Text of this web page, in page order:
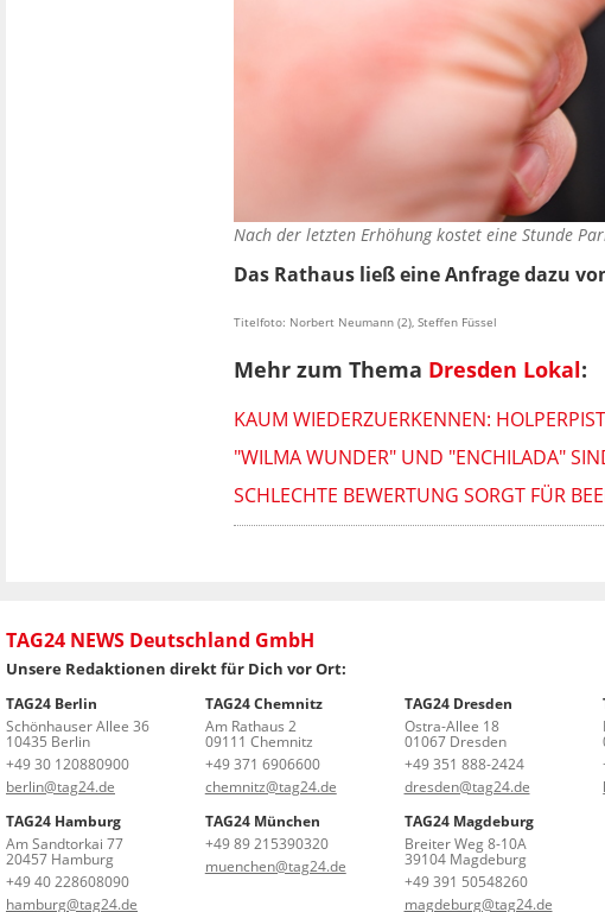
Nach der letzten Erhöhung kostet eine Stunde
Das Rathaus ließ eine Anfrage dazu
Titelfoto: Norbert Neumann (2), Steffen Füssel
Mehr zum Thema Dresden Lokal:
KAUM WIEDERZUERKENNEN:
"WILMA WUNDER" UND "ENCHILADA"
SCHLECHTE BEWERTUNG SORGT FÜR
TAG24 NEWS Deutschland GmbH
Unsere Redaktionen direkt für Dich vor Ort:
TAG24 Berlin
Schönhauser Allee 36
10435 Berlin
+49 30 120880900
berlin@tag24.de
TAG24 Chemnitz
Am Rathaus 2
09111 Chemnitz
+49 371 6906600
chemnitz@tag24.de
TAG24 Dresden
Ostra-Allee 18
01067 Dresden
+49 351 888-2424
dresden@tag24.de
TAG24 Hamburg
Am Sandtorkai 77
20457 Hamburg
+49 40 228608090
hamburg@tag24.de
TAG24 München
+49 89 215390320
muenchen@tag24.de
TAG24 Magdeburg
Breiter Weg 8-10A
39104 Magdeburg
+49 391 50548260
magdeburg@tag24.de